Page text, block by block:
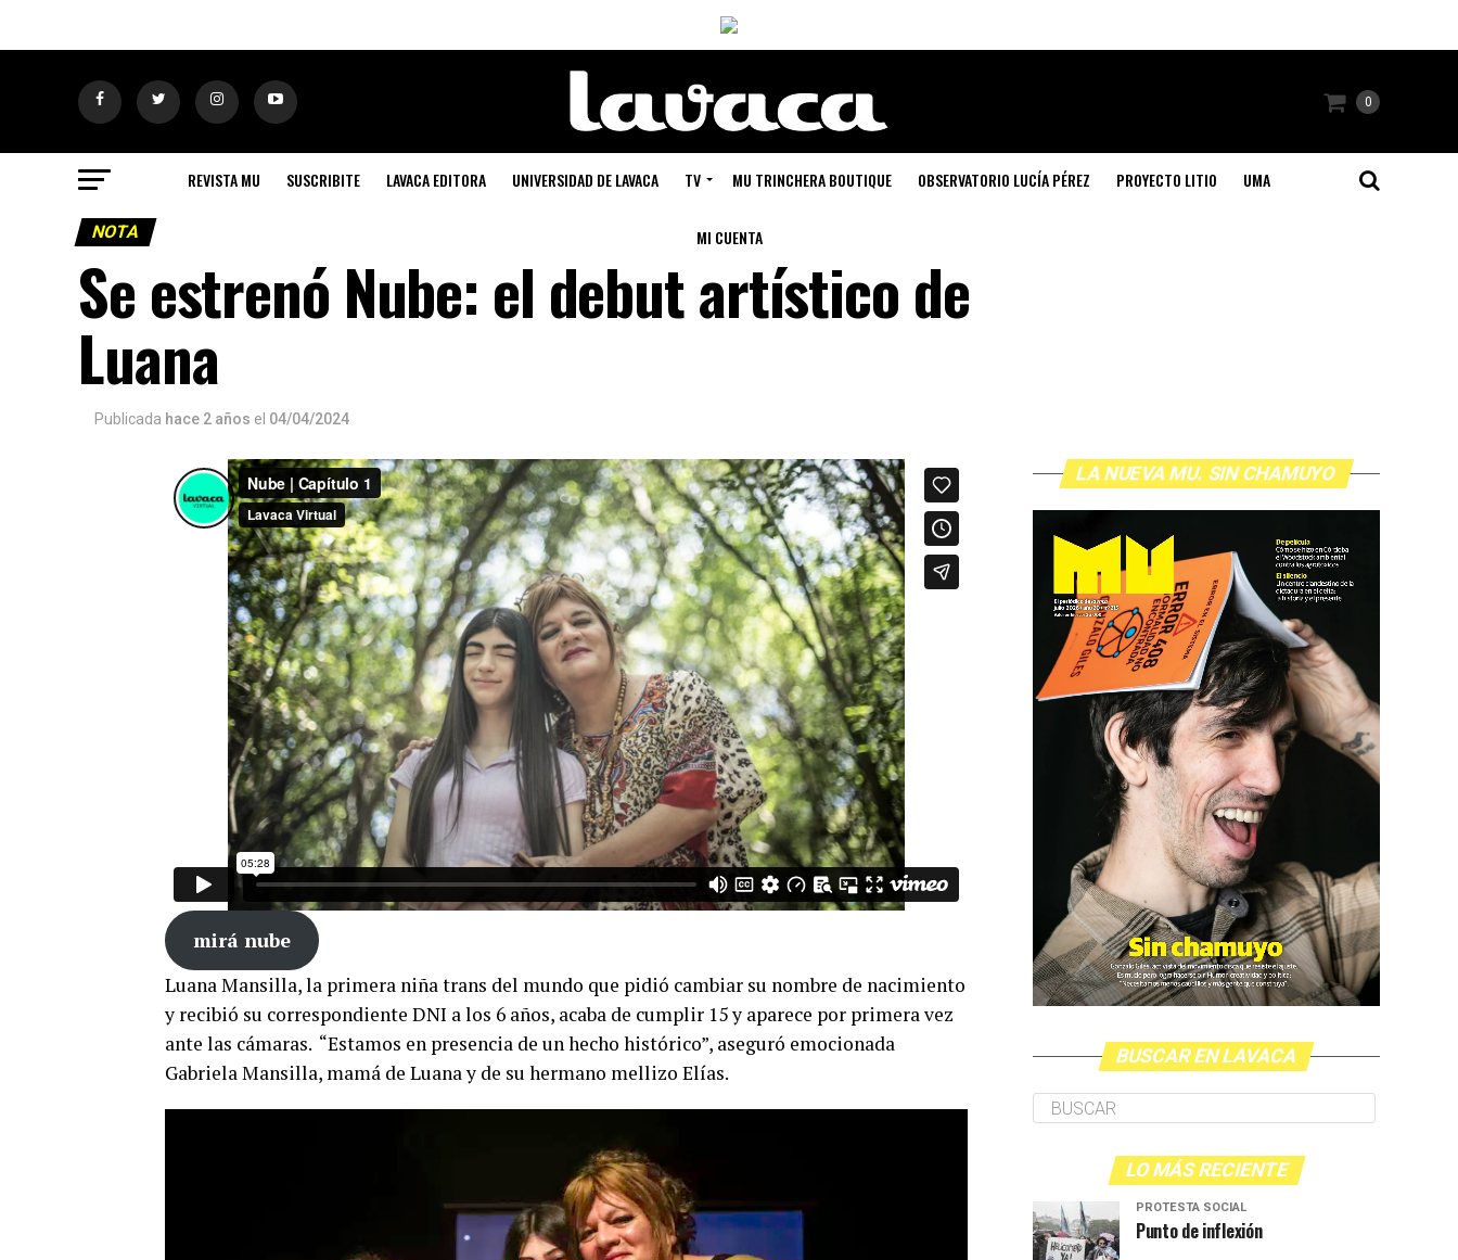
0
REVISTA MU SUSCRIBITE LAVACA EDITORA UNIVERSIDAD DE LAVACA TV MU TRINCHERA BOUTIQUE OBSERVATORIO LUCÍA PÉREZ PROYECTO LITIO UMA
MI CUENTA
NOTA
Se estrenó Nube: el debut artístico de
Luana
Publicada hace 2 años el 04/04/2024
mirá nube
Luana Mansilla, la primera niña trans del mundo que pidió cambiar su nombre de nacimiento
y recibió su correspondiente DNI a los 6 años, acaba de cumplir 15 y aparece por primera vez
ante las cámaras. “Estamos en presencia de un hecho histórico”, aseguró emocionada
Gabriela Mansilla, mamá de Luana y de su hermano mellizo Elías.
LA NUEVA MU. SIN CHAMUYO
BUSCAR EN LAVACA
LO MÁS RECIENTE
PROTESTA SOCIAL
Punto de inflexión